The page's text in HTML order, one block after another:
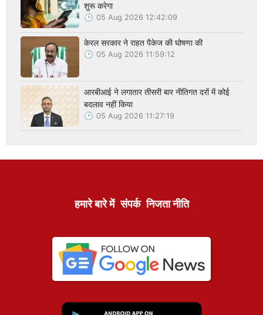
शुरू करेगा
05 Aug 2026 12:42:09
केरल सरकार ने राहत पैकेज की घोषणा की
05 Aug 2026 11:59:12
आरबीआई ने लगातार तीसरी बार नीतिगत दरों में कोई
बदलाव नहीं किया
05 Aug 2026 11:27:19
हमारे बारे में संपर्क निजता नीति